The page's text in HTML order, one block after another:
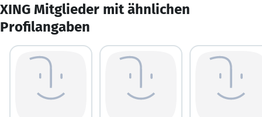
XING Mitglieder mit ähnlichen
Profilangaben